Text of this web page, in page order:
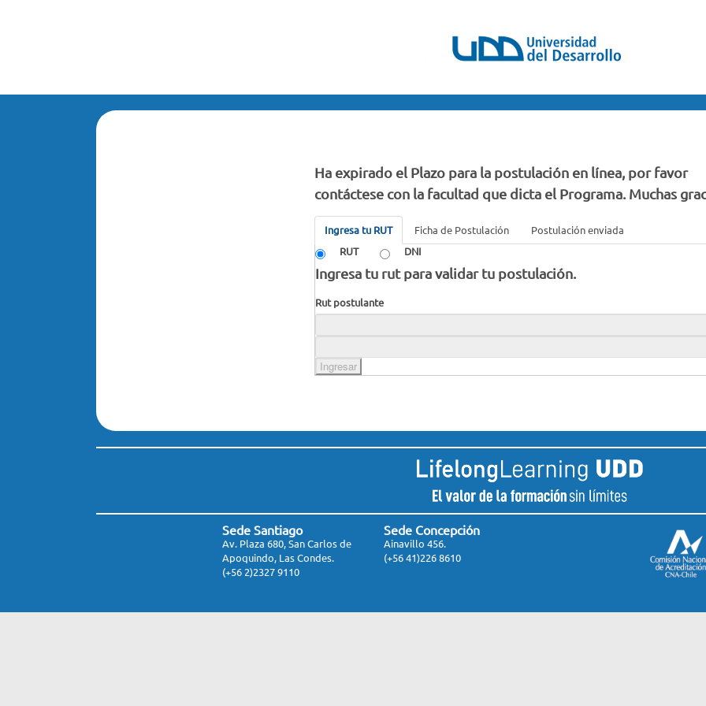
Ha expirado el Plazo para la postulación en línea, por favor
contáctese con la facultad que dicta el Programa. Muchas
Ingresa tu RUT Ficha de Postulación
Postulación enviada
RUT
DNI
Ingresa tu rut para validar tu postulación.
Rut postulante
Sede Santiago
Av. Plaza 680, San Carlos de
Apoquindo, Las Condes.
(+56 2)2327 9110
Sede Concepción
Ainavillo 456.
(+56 41)226 8610